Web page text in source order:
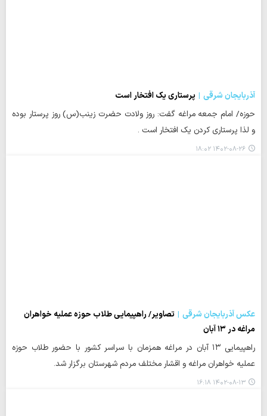
آذربایجان شرقی
پرستاری یک افتخار است
حوزه/ امام جمعه مراغه گفت: روز ولادت حضرت زینب(س) روز پرستار بوده
و لذا پرستاری کردن یک افتخار است .
۱۴۰۲-۰۸-۲۶ ۱۸:۰۲
عکس آذربایجان شرقی
تصاویر/ راهپیمایی طلاب حوزه عملیه خواهران
مراغه در ۱۳ آبان
راهپیمایی ۱۳ آبان در مراغه همزمان با سراسر کشور با حضور طلاب حوزه
عملیه خواهران مراغه و اقشار مختلف مردم شهرستان برگزار شد.
۱۴۰۲-۰۸-۱۳ ۱۶:۱۸